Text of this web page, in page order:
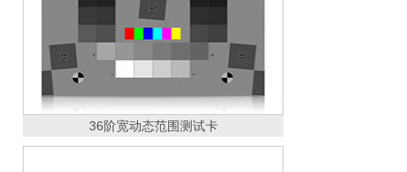
36阶宽动态范围测试卡